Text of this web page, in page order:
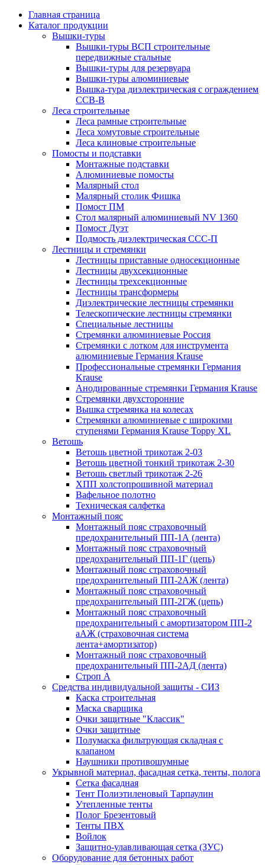
Главная страница
Каталог продукции
Вышки-туры
Вышки-туры ВСП строительные
передвижные стальные
Вышки-туры для резервуара
Вышки-туры алюминиевые
Вышка-тура диэлектрическая с ограждением
ССВ-В
Леса строительные
Леса рамные строительные
Леса хомутовые строительные
Леса клиновые строительные
Помосты и подставки
Монтажные подставки
Алюминиевые помосты
Малярный стол
Малярный столик Фишка
Помост ПМ
Стол малярный алюминиевый NV 1360
Помост Дуэт
Подмость диэлектрическая ССС-П
Лестницы и стремянки
Лестницы приставные односекционные
Лестницы двухсекционные
Лестницы трехсекционные
Лестницы трансформеры
Диэлектрические лестницы стремянки
Телескопические лестницы стремянки
Специальные лестницы
Стремянки алюминиевые Россия
Стремянки c лотком для инструмента
алюминиевые Германия Krause
Профессиональные стремянки Германия
Krause
Анодированные стремянки Германия Krause
Стремянки двухсторонние
Вышка стремянка на колесах
Стремянки алюминиевые c широкими
ступенями Германия Krause Toppy XL
Ветошь
Ветошь цветной трикотаж 2-03
Ветошь цветной тонкий трикотаж 2-30
Ветошь светлый трикотаж 2-26
ХПП холстопрошивной материал
Вафельное полотно
Техническая салфетка
Монтажный пояс
Монтажный пояс страховочный
предохранительный ПП-1А (лента)
Монтажный пояс страховочный
предохранительный ПП-1Г (цепь)
Монтажный пояс страховочный
предохранительный ПП-2АЖ (лента)
Монтажный пояс страховочный
предохранительный ПП-2ГЖ (цепь)
Монтажный пояс страховочный
предохранительный с амортизатором ПП-2
аАЖ (страховочная система
лента+амортизатор)
Монтажный пояс страховочный
предохранительный ПП-2АД (лента)
Строп А
Средства индивидуальной защиты - СИЗ
Каска строительная
Маска сварщика
Очки защитные "Классик"
Очки защитные
Полумаска фильтрующая складная с
клапаном
Наушники противошумные
Укрывной материал, фасадная сетка, тенты, полога
Сетка фасадная
Тент Полиэтиленовый Тарпаулин
Утепленные тенты
Полог Брезентовый
Тенты ПВХ
Войлок
Защитно-улавливающая сетка (ЗУС)
Оборудование для бетонных работ